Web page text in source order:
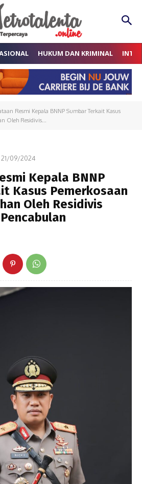
HUKUM DAN KRIMINAL
Resmi Kepala BNNP Sumbar Terkait Kasus
Oleh Residivis...
21/09/2024
Kepala BNNP
Kasus Pemerkosaan
Oleh Residivis